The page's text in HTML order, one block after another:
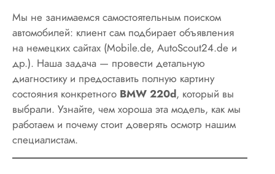
Мы не занимаемся самостоятельным поиском
автомобилей: клиент сам подбирает объявления
на немецких сайтах (Mobile.de, AutoScout24.de и
др.). Наша задача — провести детальную
диагностику и предоставить полную картину
состояния конкретного BMW 220d, который вы
выбрали. Узнайте, чем хороша эта модель, как мы
работаем и почему стоит доверять осмотр нашим
специалистам.